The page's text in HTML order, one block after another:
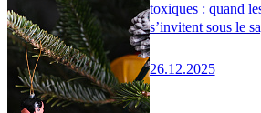
toxiques : quand
s’invitent sous le
26.12.2025